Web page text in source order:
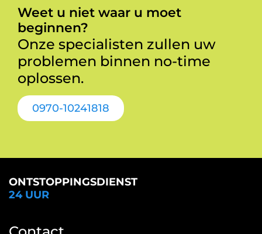
Weet u niet waar u moet
beginnen?
Onze specialisten zullen uw
problemen binnen no-time
oplossen.
0970-10241818
ONTSTOPPINGSDIENST
24 UUR